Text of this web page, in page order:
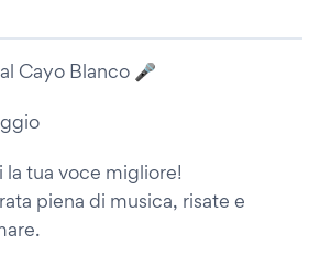
Cayo Blanco 🎤
la tua voce migliore!
piena di musica, risate e